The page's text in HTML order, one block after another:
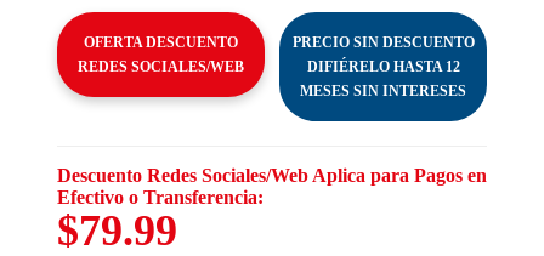
OFERTA DESCUENTO
REDES SOCIALES/WEB
PRECIO SIN DESCUENTO
DIFIÉRELO HASTA 12
MESES SIN INTERESES
Descuento Redes Sociales/Web Aplica para Pagos en
Efectivo o Transferencia:
$79.99